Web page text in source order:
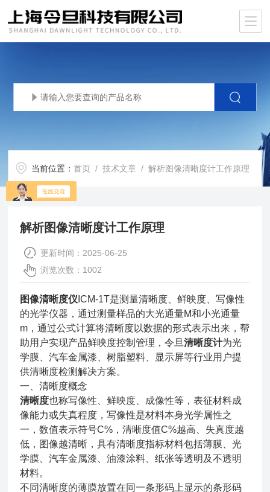
当前位置：首页 /技术文章 / 解析图像清晰度计工作原理
解析图像清晰度计工作原理
更新时间：2025-06-25
浏览次数：1002
图像清晰度仪 ICM-1T是测量清晰度、鲜映度、写像性
的光学仪器，通过测量样品的大光通量M和小光通量
m，通过公式计算将清晰度以数据的形式表示出来，帮
助用户实现产品鲜映度控制管理，令旦清晰度计为光
学膜、汽车金属漆、树脂塑料、显示屏等行业用户提
供清晰度检测解决方案。
一、清晰度概念
清晰度也称写像性、鲜映度、成像性等，表征材料成
像能力或失真程度，写像性是材料本身光学属性之
一，数值表示符号C%，清晰度值C%越高、失真度越
低，图像越清晰，具有清晰度指标材料包括薄膜、光
学膜、汽车金属漆、油漆涂料、纸张等透明及不透明
材料。
不同清晰度的薄膜放置在同一条形码上显示的条形码